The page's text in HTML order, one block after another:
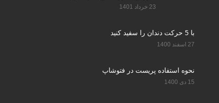
23 خرداد 1401
با 5 حرکت دندان را سفید کنید
27 اسفند 1400
نحوه استفاده پریست در فتوشاپ
15 دی 1400